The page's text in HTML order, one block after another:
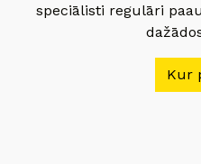
speciālisti regulāri
Kur